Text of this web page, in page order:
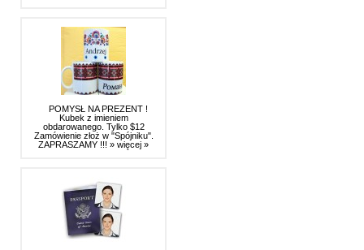
POMYSŁ NA PREZENT !
Kubek z imieniem
obdarowanego. Tylko $12
Zamówienie złoż w "Spójniku".
ZAPRASZAMY !!! » więcej »